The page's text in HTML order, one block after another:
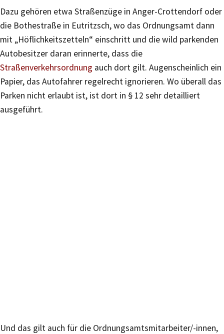
Dazu gehören etwa Straßenzüge in Anger-Crottendorf oder
die Bothestraße in Eutritzsch, wo das Ordnungsamt dann
mit „Höflichkeitszetteln“ einschritt und die wild parkenden
Autobesitzer daran erinnerte, dass die
Straßenverkehrsordnung auch dort gilt. Augenscheinlich ein
Papier, das Autofahrer regelrecht ignorieren. Wo überall das
Parken nicht erlaubt ist, ist dort in § 12 sehr detailliert
ausgeführt.
Und das gilt auch für die Ordnungsamtsmitarbeiter/-innen,